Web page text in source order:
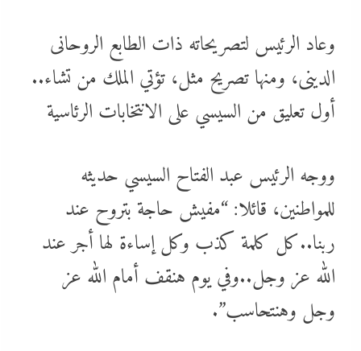
وعاد الرئيس لتصريحاته ذات الطابع الروحانى
الدينى، ومنها تصريح مثل، تؤتي الملك من تشاء..
أول تعليق من السيسي على الانتخابات الرئاسية
ووجه الرئيس عبد الفتاح السيسي حديثه
للمواطنين، قائلا: “مفيش حاجة بتروح عند
ربنا..كل كلمة كذب وكل إساءة لها أجر عند
الله عز وجل..وفي يوم هنقف أمام الله عز
وجل وهنتحاسب”.